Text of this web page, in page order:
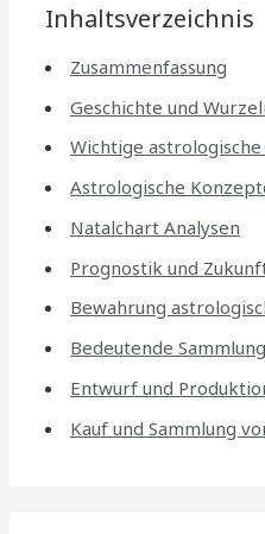
Inhaltsverzeichnis
Zusammenfassung
Geschichte und
Wichtige astrologische
Astrologische
Natalchart Analysen
Prognostik und
Bewahrung
Bedeutende
Entwurf und
Kauf und Sammlung